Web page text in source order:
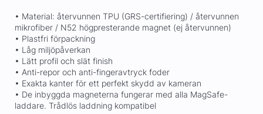
• Material: återvunnen TPU (GRS-certifiering) / återvunnen
mikrofiber / N52 högpresterande magnet (ej återvunnen)
• Plastfri förpackning
• Låg miljöpåverkan
• Lätt profil och slät finish
• Anti-repor och anti-fingeravtryck foder
• Exakta kanter för ett perfekt skydd av kameran
• De inbyggda magneterna fungerar med alla MagSafe-
laddare. Trådlös laddning kompatibel